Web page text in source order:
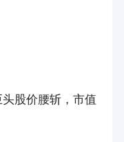
股价腰斩，市值